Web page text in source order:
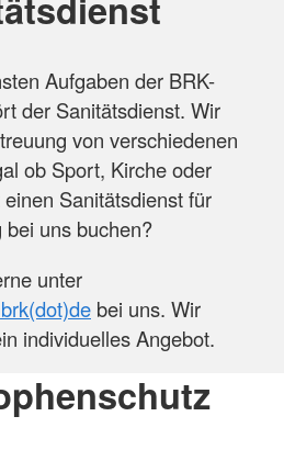
Aufgaben der BRK-
der Sanitätsdienst. Wir
von verschiedenen
ob Sport, Kirche oder
Sanitätsdienst für
uns buchen?
unter
bei uns. Wir
individuelles Angebot.